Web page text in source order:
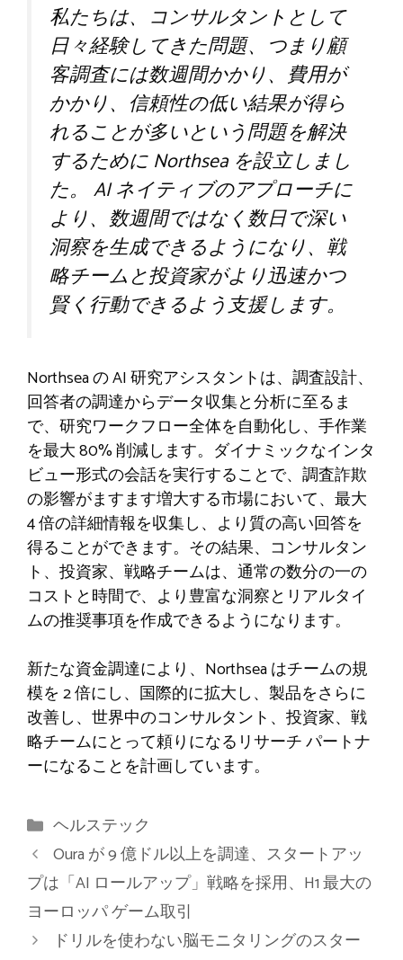
私たちは、コンサルタントとして
日々経験してきた問題、つまり顧
客調査には数週間かかり、費用が
かかり、信頼性の低い結果が得ら
れることが多いという問題を解決
するために Northsea を設立しまし
た。 AI ネイティブのアプローチに
より、数週間ではなく数日で深い
洞察を生成できるようになり、戦
略チームと投資家がより迅速かつ
賢く行動できるよう支援します。
Northsea の AI 研究アシスタントは、調査設計、
回答者の調達からデータ収集と分析に至るま
で、研究ワークフロー全体を自動化し、手作業
を最大 80% 削減します。ダイナミックなインタ
ビュー形式の会話を実行することで、調査詐欺
の影響がますます増大する市場において、最大
4 倍の詳細情報を収集し、より質の高い回答を
得ることができます。その結果、コンサルタン
ト、投資家、戦略チームは、通常の数分の一の
コストと時間で、より豊富な洞察とリアルタイ
ムの推奨事項を作成できるようになります。
新たな資金調達により、Northsea はチームの規
模を 2 倍にし、国際的に拡大し、製品をさらに
改善し、世界中のコンサルタント、投資家、戦
略チームにとって頼りになるリサーチ パートナ
ーになることを計画しています。
カ
テ
ゴ
リ
ー
ヘルステック
Oura が 9 億ドル以上を調達、スタートアッ
プは「AI ロールアップ」戦略を採用、H1 最大の
ヨーロッパ ゲーム取引
ドリルを使わない脳モニタリングのスター